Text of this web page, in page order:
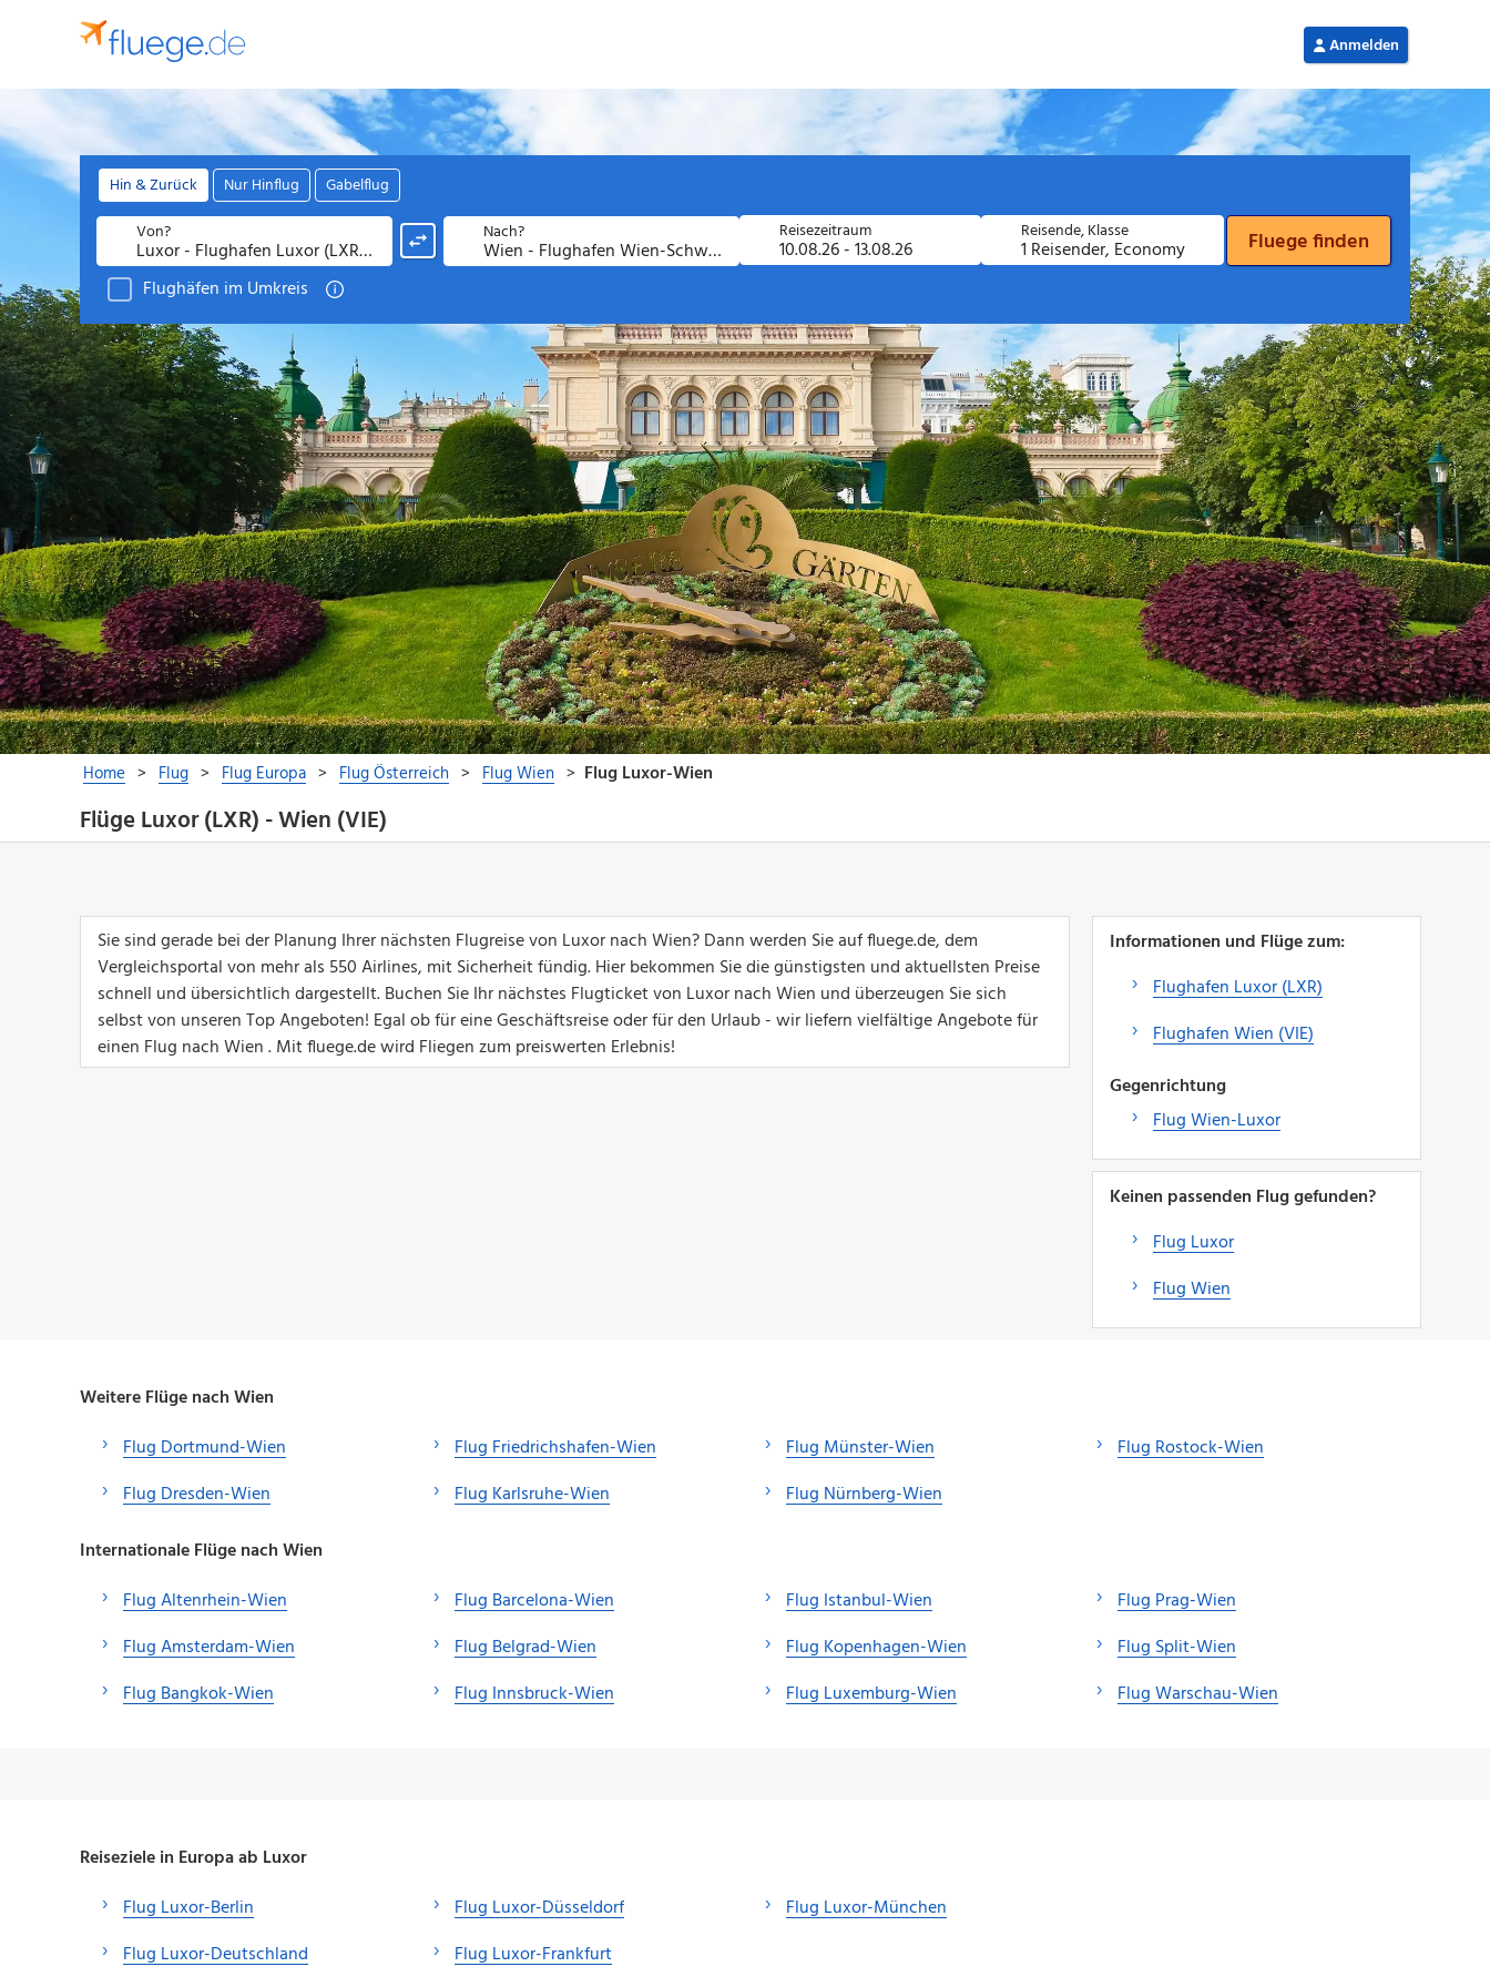
Flüge Luxor (LXR) - Wien (VIE)
Sie sind gerade bei der Planung Ihrer nächsten Flugreise von Luxor nach Wien? Dann werden Sie auf fluege.de, dem
Vergleichsportal von mehr als 550 Airlines, mit Sicherheit fündig. Hier bekommen Sie die günstigsten und aktuellsten Preise
schnell und übersichtlich dargestellt. Buchen Sie Ihr nächstes Flugticket von Luxor nach Wien und überzeugen Sie sich
selbst von unseren Top Angeboten! Egal ob für eine Geschäftsreise oder für den Urlaub - wir liefern vielfältige Angebote für
einen Flug nach Wien . Mit fluege.de wird Fliegen zum preiswerten Erlebnis!
Informationen und Flüge zum:
Flughafen Luxor (LXR)
Flughafen Wien (VIE)
Gegenrichtung
Flug Wien-Luxor
Keinen passenden Flug gefunden?
Flug Luxor
Flug Wien
Weitere Flüge nach Wien
Flug Dortmund-Wien
Flug Dresden-Wien
Flug Friedrichshafen-Wien
Flug Karlsruhe-Wien
Flug Münster-Wien
Flug Nürnberg-Wien
Flug Rostock-Wien
Internationale Flüge nach Wien
Flug Altenrhein-Wien
Flug Amsterdam-Wien
Flug Bangkok-Wien
Flug Barcelona-Wien
Flug Belgrad-Wien
Flug Innsbruck-Wien
Flug Istanbul-Wien
Flug Kopenhagen-Wien
Flug Luxemburg-Wien
Flug Prag-Wien
Flug Split-Wien
Flug Warschau-Wien
Reiseziele in Europa ab Luxor
Flug Luxor-Berlin
Flug Luxor-Deutschland
Flug Luxor-Düsseldorf
Flug Luxor-Frankfurt
Flug Luxor-München